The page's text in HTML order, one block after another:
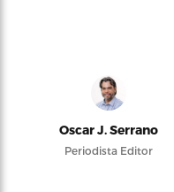
Oscar J. Serrano
Periodista Editor